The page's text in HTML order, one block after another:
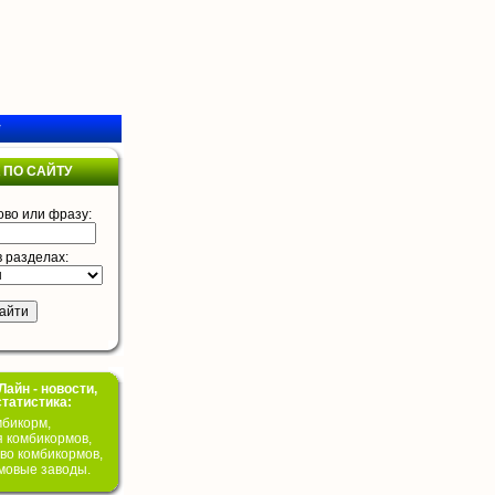
САЙТУ
или фразу:
разделах:
- новости,
комбикормов,
комбикормов,
заводы.